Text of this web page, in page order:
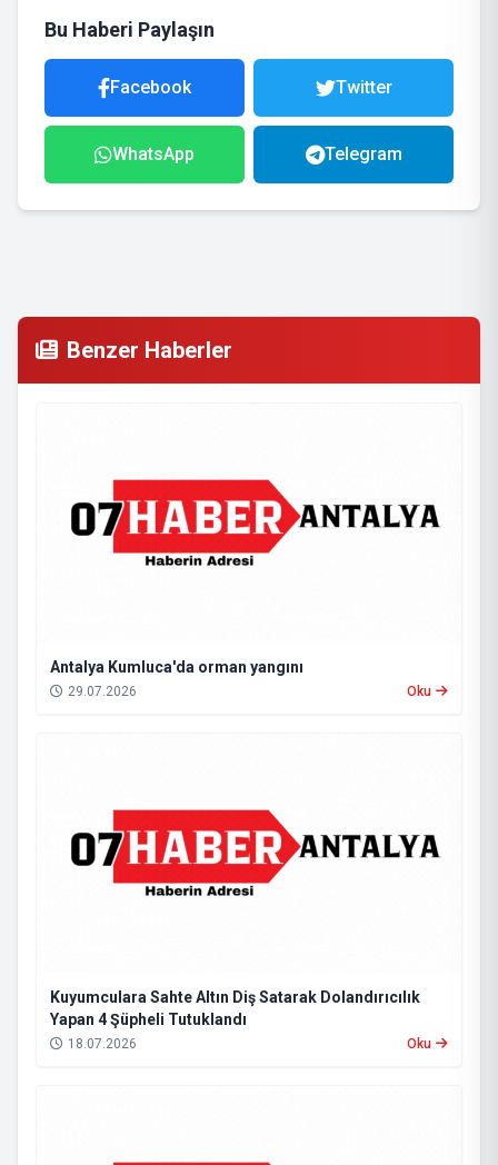
Bu Haberi Paylaşın
Facebook Twitter
WhatsApp Telegram
Benzer Haberler
Antalya Kumluca'da orman yangını
29.07.2026 Oku
Kuyumculara Sahte Altın Diş Satarak Dolandırıcılık
Yapan 4 Şüpheli Tutuklandı
18.07.2026 Oku